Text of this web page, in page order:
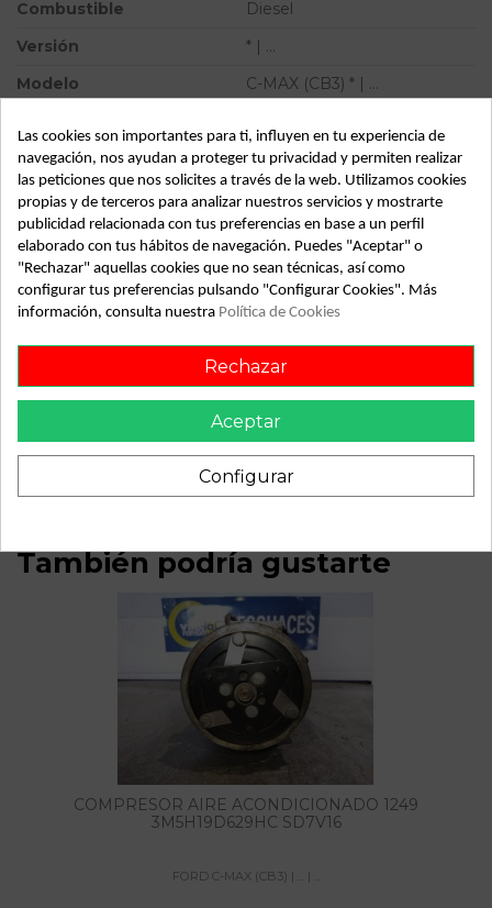
Combustible
Diesel
Versión
* | ...
Modelo
C-MAX (CB3) * | ...
Almacén
49349
SubAlmacén
366
SubSubAlmacén
100029309
ID: 813509
Fecha disponible: 2022-05-25
Descripción
Recambio de amortiguador delantero derecho para ford c-
También podría gustarte
COMPRESOR AIRE ACONDICIONADO 1249
3M5H19D629HC SD7V16
FORD C-MAX (CB3) | ... | ...
Las cookies son importantes para ti, influyen en tu experiencia de
navegación, nos ayudan a proteger tu privacidad y permiten realizar
las peticiones que nos solicites a través de la web. Utilizamos cookies
propias y de terceros para analizar nuestros servicios y mostrarte
publicidad relacionada con tus preferencias en base a un perfil
elaborado con tus hábitos de navegación. Puedes "Aceptar" o
"Rechazar" aquellas cookies que no sean técnicas, así como
configurar tus preferencias pulsando "Configurar Cookies". Más
información, consulta nuestra Política de Cookies
Rechazar
Aceptar
Configurar